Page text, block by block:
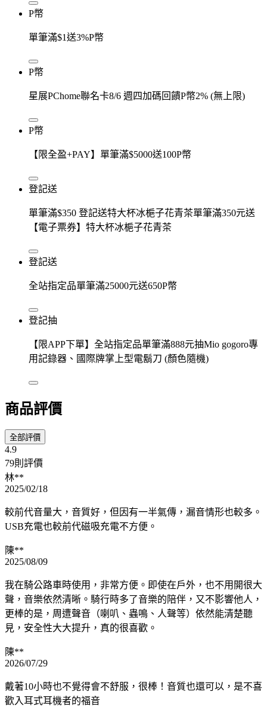
P幣
單筆滿$1送3%P幣
P幣
星展PChome聯名卡8/6 週四加碼回饋P幣2% (無上限)
P幣
【限全盈+PAY】單筆滿$5000送100P幣
登記送
單筆滿$350 登記送特大杯冰梔子花青茶單筆滿350元送
【電子票券】特大杯冰梔子花青茶
登記送
全站指定品單筆滿25000元送650P幣
登記抽
【限APP下單】全站指定品單筆滿888元抽Mio gogoro專
用記錄器、國際牌掌上型電鬍刀 (顏色隨機)
商品評價
全部評價
4.9
79則評價
林**
2025/02/18
較前代音量大，音質好，但因有一半氣傳，漏音情形也較多。
USB充電也較前代磁吸充電不方便。
陳**
2025/08/09
我在騎公路車時使用，非常方便。即使在戶外，也不用開很大
聲，音樂依然清晰。騎行時多了音樂的陪伴，又不影響他人，
更棒的是，周遭聲音（喇叭、蟲鳴、人聲等）依然能清楚聽
見，安全性大大提升，真的很喜歡。
陳**
2026/07/29
戴著10小時也不覺得會不舒服，很棒！音質也還可以，是不喜
歡入耳式耳機者的福音